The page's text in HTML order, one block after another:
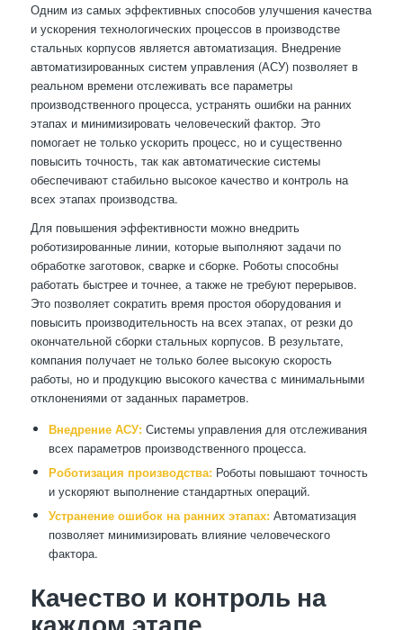
Одним из самых эффективных способов улучшения качества
и ускорения технологических процессов в производстве
стальных корпусов является автоматизация. Внедрение
автоматизированных систем управления (АСУ) позволяет в
реальном времени отслеживать все параметры
производственного процесса, устранять ошибки на ранних
этапах и минимизировать человеческий фактор. Это
помогает не только ускорить процесс, но и существенно
повысить точность, так как автоматические системы
обеспечивают стабильно высокое качество и контроль на
всех этапах производства.
Для повышения эффективности можно внедрить
роботизированные линии, которые выполняют задачи по
обработке заготовок, сварке и сборке. Роботы способны
работать быстрее и точнее, а также не требуют перерывов.
Это позволяет сократить время простоя оборудования и
повысить производительность на всех этапах, от резки до
окончательной сборки стальных корпусов. В результате,
компания получает не только более высокую скорость
работы, но и продукцию высокого качества с минимальными
отклонениями от заданных параметров.
Внедрение АСУ:Системы управления для отслеживания
всех параметров производственного процесса.
Роботизация производства:Роботы повышают точность
и ускоряют выполнение стандартных операций.
Устранение ошибок на ранних этапах:Автоматизация
позволяет минимизировать влияние человеческого
фактора.
Качество и контроль на
каждом этапе